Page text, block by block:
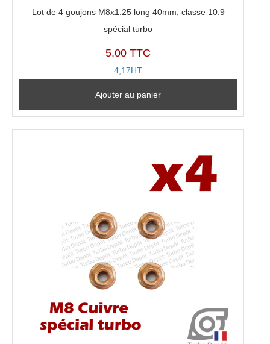
Lot de 4 goujons M8x1.25 long 40mm, classe 10.9
spécial turbo
5,00 TTC
4,17HT
Ajouter au panier